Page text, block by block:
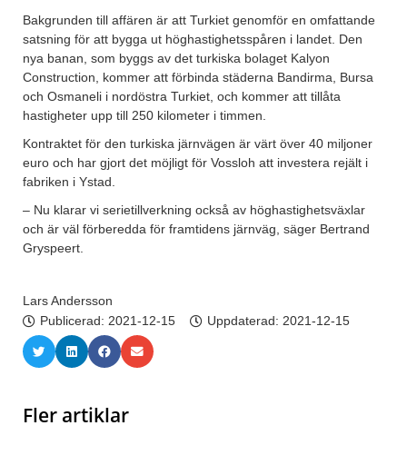
Bakgrunden till affären är att Turkiet genomför en omfattande
satsning för att bygga ut höghastighetsspåren i landet. Den
nya banan, som byggs av det turkiska bolaget Kalyon
Construction, kommer att förbinda städerna Bandirma, Bursa
och Osmaneli i nordöstra Turkiet, och kommer att tillåta
hastigheter upp till 250 kilometer i timmen.
Kontraktet för den turkiska järnvägen är värt över 40 miljoner
euro och har gjort det möjligt för Vossloh att investera rejält i
fabriken i Ystad.
– Nu klarar vi serietillverkning också av höghastighetsväxlar
och är väl förberedda för framtidens järnväg, säger Bertrand
Gryspeert.
Lars Andersson
Publicerad: 2021-12-15 Uppdaterad: 2021-12-15
Fler artiklar